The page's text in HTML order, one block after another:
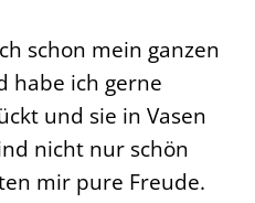
schon mein ganzen
habe ich gerne
und sie in Vasen
nicht nur schön
mir pure Freude.